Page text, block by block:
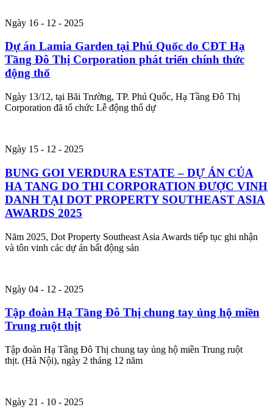
Ngày 16 - 12 - 2025
Dự án Lamia Garden tại Phú Quốc do CĐT Hạ
Tầng Đô Thị Corporation phát triển chính thức
động thổ
Ngày 13/12, tại Bãi Trường, TP. Phú Quốc, Hạ Tầng Đô Thị
Corporation đã tổ chức Lễ động thổ dự
Ngày 15 - 12 - 2025
BUNG GOI VERDURA ESTATE – DỰ ÁN CỦA
HA TANG DO THI CORPORATION ĐƯỢC VINH
DANH TẠI DOT PROPERTY SOUTHEAST ASIA
AWARDS 2025
Năm 2025, Dot Property Southeast Asia Awards tiếp tục ghi nhận
và tôn vinh các dự án bất động sản
Ngày 04 - 12 - 2025
Tập đoàn Hạ Tầng Đô Thị chung tay ủng hộ miền
Trung ruột thịt
Tập đoàn Hạ Tầng Đô Thị chung tay ủng hộ miền Trung ruột
thịt. (Hà Nội), ngày 2 tháng 12 năm
Ngày 21 - 10 - 2025